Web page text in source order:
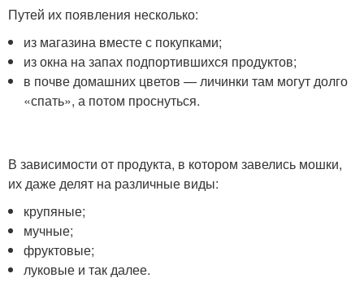
Путей их появления несколько:
из магазина вместе с покупками;
из окна на запах подпортившихся продуктов;
в почве домашних цветов — личинки там могут долго
«спать», а потом проснуться.
В зависимости от продукта, в котором завелись мошки,
их даже делят на различные виды:
крупяные;
мучные;
фруктовые;
луковые и так далее.